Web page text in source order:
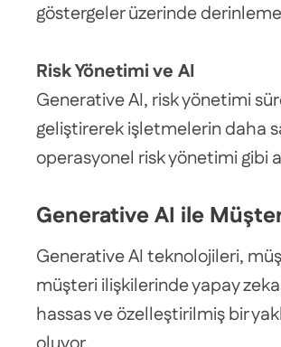
göstergeler üzerinde
Risk Yönetimi ve AI
Generative AI, risk yönetimi
geliştirerek işletmelerin daha
operasyonel risk yönetimi gibi
Generative AI ile
Generative AI teknolojileri,
müşteri ilişkilerinde yapay
hassas ve özelleştirilmiş bir